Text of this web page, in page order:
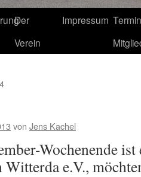
Der
Verein
Impressum
von Jens Kachel
Wochenende
Witterda e.V.,